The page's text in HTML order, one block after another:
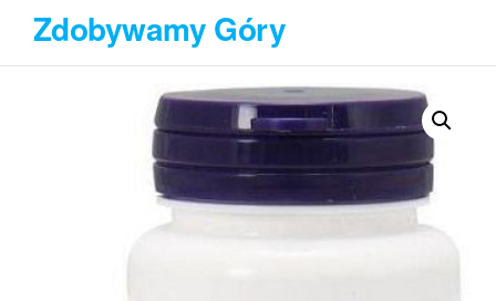
Przejdź
treści
Zdobywamy Góry